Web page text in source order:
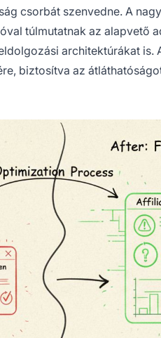
csorbát szenvedne. A
túlmutatnak az alapvető
architektúrákat is.
biztosítva az